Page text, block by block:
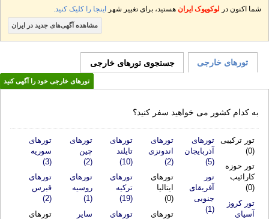
شما اکنون در لوکوپوک ایران هستید، برای تغییر شهر اینجا را کلیک کنید.
مشاهده آگهی‌های جدید در ایران
تورهای خارجی جستجوی تورهای خارجی
تورهای خارجی خود را آگهی کنید
به کدام کشور می خواهید سفر کنید؟
تور ترکیبی
(0)
تور حوزه
کارائیب
(0)
تور کروز
آسیای
تورهای
آذربایجان
(5)
تور
آفریقای
جنوبی
(1)
تورهای
اندونزی
(2)
تورهای
ایتالیا
(0)
تورهای
تورهای
تایلند
(10)
تورهای
ترکیه
(19)
تورهای
تورهای
چین
(2)
تورهای
روسیه
(1)
سایر
تورهای
سوریه
(3)
تورهای
قبرس
(2)
تورهای